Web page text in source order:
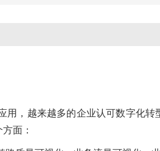
用，越来越多的企业认可数字化
面：